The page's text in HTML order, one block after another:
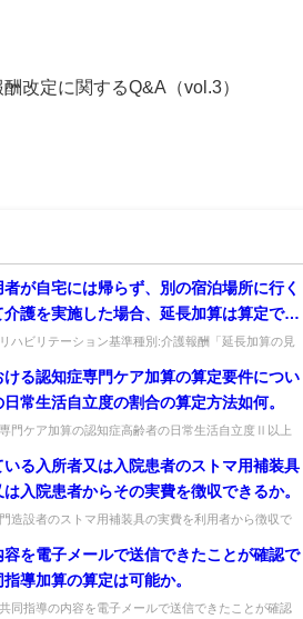
改定に関するQ&A（vol.3）
が自宅には帰らず、別の宿泊場所に行く
護を実施した場合、延長加算は算定でき
ハビリテーション基準種別:介護報酬「延長加算の見
る認知症専門ケア加算の算定要件につい
常生活自立度の割合の算定方法如何。
門ケア加算の認知症高齢者の日常生活自立度Ⅱ以上
いる入所者又は入院患者のストマ用補装具
入院患者からその実費を徴収できるか。
造設者のストマ用補装具の実費を利用者から徴収で
を電子メールで送信できたことが確認で
導加算の算定は可能か。
同指導の内容を電子メールで送信できたことが確認